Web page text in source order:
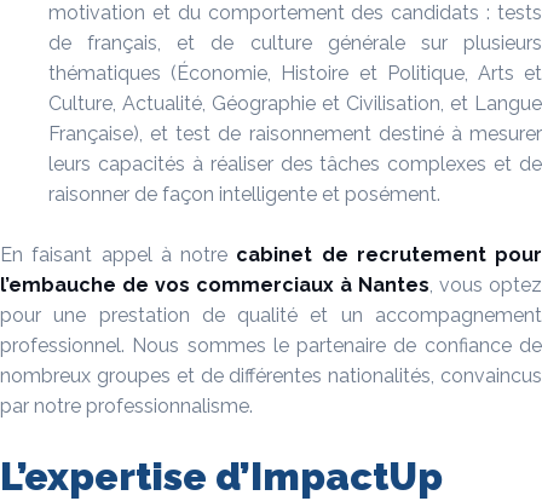
motivation et du comportement des candidats : tests
de français, et de culture générale sur plusieurs
thématiques (Économie, Histoire et Politique, Arts et
Culture, Actualité, Géographie et Civilisation, et Langue
Française), et test de raisonnement destiné à mesurer
leurs capacités à réaliser des tâches complexes et de
raisonner de façon intelligente et posément.
En faisant appel à notre cabinet de recrutement pour
l’embauche de vos commerciaux à Nantes, vous optez
pour une prestation de qualité et un accompagnement
professionnel. Nous sommes le partenaire de confiance de
nombreux groupes et de différentes nationalités, convaincus
par notre professionnalisme.
L’expertise d’ImpactUp